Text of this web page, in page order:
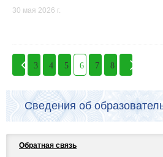
30 мая 2026 г.
3 4 5 6 7 8
Сведения об
Обратная связь